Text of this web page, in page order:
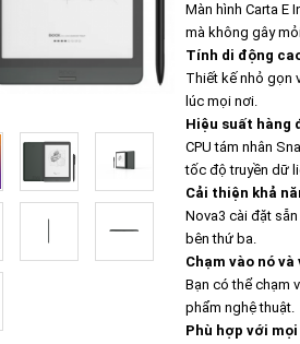
Màn hình Carta E
mà không gây
Tính di động
Thiết kế nhỏ gọn
lúc mọi nơi.
Hiệu suất hàng
CPU tám nhân
tốc độ truyền dữ
Cải thiện khả
Nova3 cài đặt
bên thứ ba.
Chạm vào nó
Bạn có thể chạm
phẩm nghệ thuật.
Phù hợp với